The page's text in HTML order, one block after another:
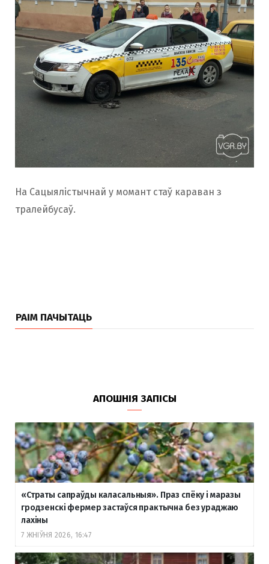
На Сацыялістычнай у момант стаў караван з
тралейбусаў.
РАІМ ПАЧЫТАЦЬ
АПОШНІЯ ЗАПІСЫ
«Страты сапраўды каласальныя». Праз спёку і маразы
гродзенскі фермер застаўся практычна без ураджаю
лахіны
7 ЖНІЎНЯ 2026, 16:47